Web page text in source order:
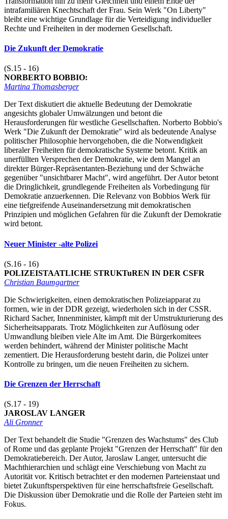
intrafamiliären Knechtschaft der Frau. Sein Werk "On Liberty"
bleibt eine wichtige Grundlage für die Verteidigung individueller
Rechte und Freiheiten in der modernen Gesellschaft.
Die Zukunft der Demokratie
(S.15 - 16)
NORBERTO BOBBIO:
Martina Thomasberger
Der Text diskutiert die aktuelle Bedeutung der Demokratie
angesichts globaler Umwälzungen und betont die
Herausforderungen für westliche Gesellschaften. Norberto Bobbio's
Werk "Die Zukunft der Demokratie" wird als bedeutende Analyse
politischer Philosophie hervorgehoben, die die Notwendigkeit
liberaler Freiheiten für demokratische Systeme betont. Kritik an
unerfüllten Versprechen der Demokratie, wie dem Mangel an
direkter Bürger-Repräsentanten-Beziehung und der Schwäche
gegenüber "unsichtbarer Macht", wird angeführt. Der Autor betont
die Dringlichkeit, grundlegende Freiheiten als Vorbedingung für
Demokratie anzuerkennen. Die Relevanz von Bobbios Werk für
eine tiefgreifende Auseinandersetzung mit demokratischen
Prinzipien und möglichen Gefahren für die Zukunft der Demokratie
wird betont.
Neuer Minister -alte Polizei
(S.16 - 16)
POLIZEISTAATLICHE STRUKTuREN IN DER CSFR
Christian Baumgartner
Die Schwierigkeiten, einen demokratischen Polizeiapparat zu
formen, wie in der DDR gezeigt, wiederholen sich in der CSSR.
Richard Sacher, Innenminister, kämpft mit der Umstrukturierung des
Sicherheitsapparats. Trotz Möglichkeiten zur Auflösung oder
Umwandlung bleiben viele Alte im Amt. Die Bürgerkomitees
werden behindert, während der Minister politische Macht
zementiert. Die Herausforderung besteht darin, die Polizei unter
Kontrolle zu bringen, um die neuen Freiheiten zu sichern.
Die Grenzen der Herrschaft
(S.17 - 19)
JAROSLAV LANGER
Ali Gronner
Der Text behandelt die Studie "Grenzen des Wachstums" des Club
of Rome und das geplante Projekt "Grenzen der Herrschaft" für den
Demokratiebereich. Der Autor, Jaroslaw Langer, untersucht die
Machthierarchien und schlägt eine Verschiebung von Macht zu
Autorität vor. Kritisch betrachtet er den modernen Parteienstaat und
bietet Zukunftsperspektiven für eine herrschaftsfreie Gesellschaft.
Die Diskussion über Demokratie und die Rolle der Parteien steht im
Fokus.